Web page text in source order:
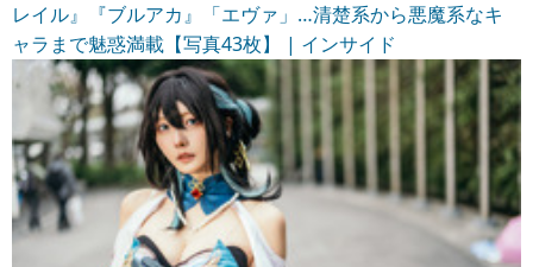
レイル』『ブルアカ』「エヴァ」…清楚系から悪魔系なキ
ャラまで魅惑満載【写真43枚】 | インサイド